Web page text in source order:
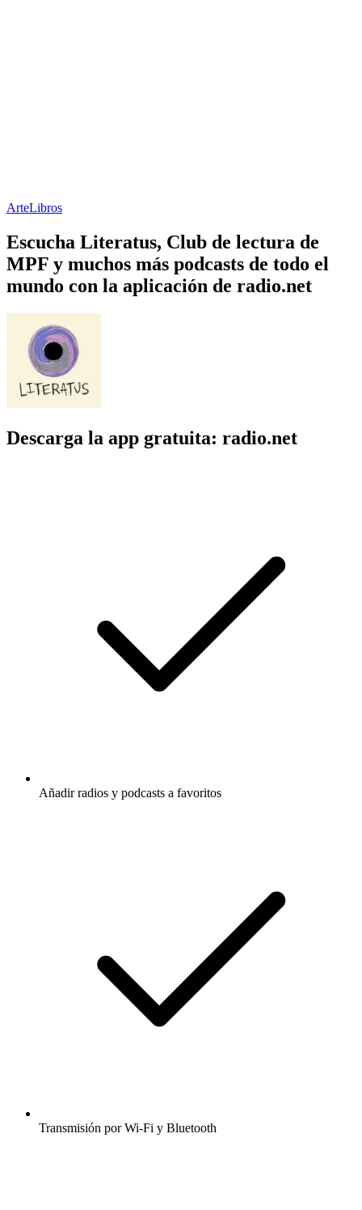
ArteLibros
Escucha Literatus, Club de lectura de
MPF y muchos más podcasts de todo el
mundo con la aplicación de radio.net
Descarga la app gratuita: radio.net
Añadir radios y podcasts a favoritos
Transmisión por Wi-Fi y Bluetooth